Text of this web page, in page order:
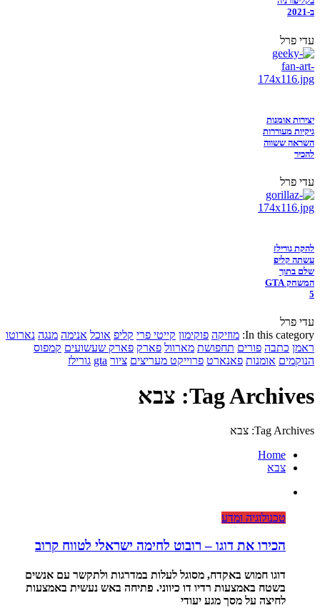
ב-2021
עדי פרל
יצירות אומנות
גיקיות מעוררות
השראה ששווה
להכיר
עדי פרל
להקת גורילז
עשתה קליפ
שלם בתוך
המשחק GTA
5
עדי פרל
In this category: מוזיקה פוקימון קייטי פרי קליפ אוכל אנימה מנגה נארוטו
ראמן כתבה פורים תחפושת מארוול פארק פארק שעשועים קמפוס
הנוקמים אומנות פאנארט פרוייקט מעריצים ציור gta גורילז
Tag Archives: צבא
Tag Archives: צבא
Home
צבא
טכנולוגיה ומדע
הכירו את דוגו – רובוט לחימה ישראלי לטווח קרוב
דוגו חמוש באקדח, מסוגל לעלות במדרגות ולתקשר עם אנשים
בשטח באמצעות רדיו דו כיווני. פתיחה באש נעשית באמצעות
לחיצה על מסך מגע יעודי